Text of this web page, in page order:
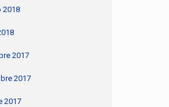
2018
2017
2017
2017